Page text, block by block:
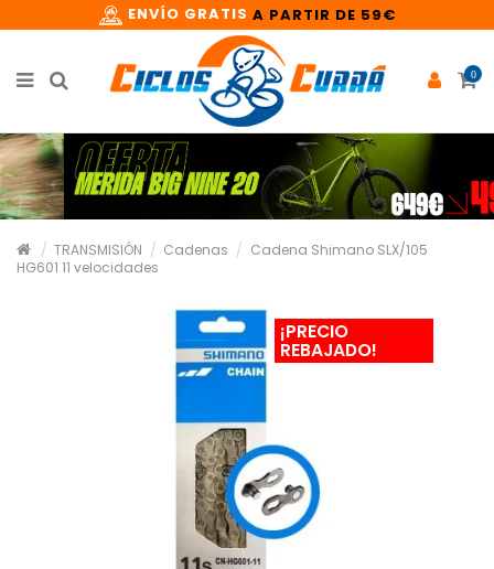
ENVÍO GRATIS A PARTIR DE 59€
0
TRANSMISIÓN Cadenas
Cadena Shimano SLX/105
HG601 11 velocidades
¡PRECIO
REBAJADO!